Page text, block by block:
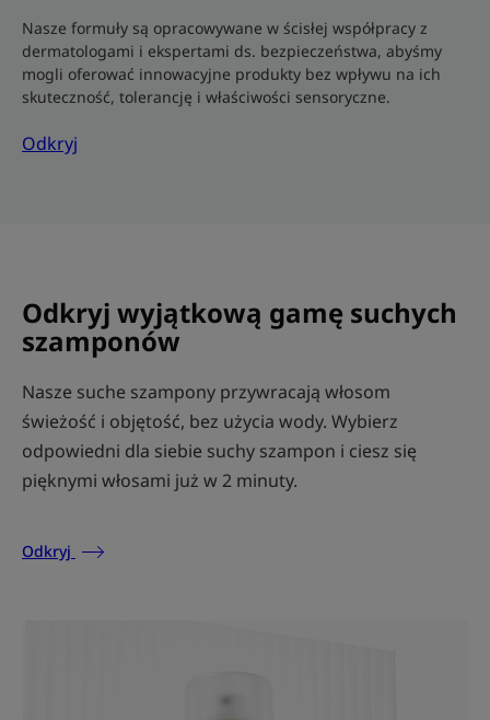
Nasze formuły są opracowywane w ścisłej współpracy z
dermatologami i ekspertami ds. bezpieczeństwa, abyśmy
mogli oferować innowacyjne produkty bez wpływu na ich
skuteczność, tolerancję i właściwości sensoryczne.
Odkryj
Odkryj wyjątkową gamę suchych
szamponów
Nasze suche szampony przywracają włosom
świeżość i objętość, bez użycia wody. Wybierz
odpowiedni dla siebie suchy szampon i ciesz się
pięknymi włosami już w 2 minuty.
Odkryj